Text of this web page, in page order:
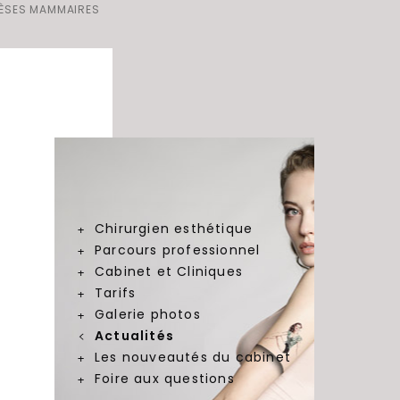
MAMMAIRES
Chirurgien esthétique
Parcours professionnel
Cabinet et Cliniques
Tarifs
Galerie photos
Actualités
Les nouveautés du cabinet
Foire aux questions